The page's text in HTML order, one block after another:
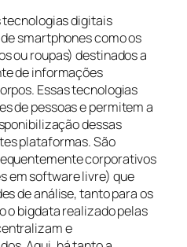
digitais
smartphones como os
ou roupas) destinados a
de informações
Essas tecnologias
de pessoas e permitem a
dessas
plataformas. São
corporativos
em software livre) que
de análise, tanto para os
o bigdata realizado pelas
e